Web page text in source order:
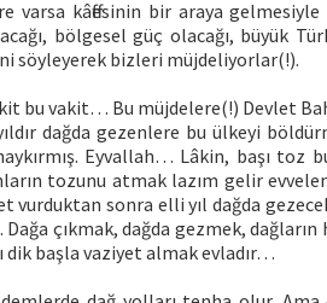
varsa kâffesinin bir araya
bölgesel güç olacağı, büyük
söyleyerek bizleri müjdeliyorlar(!).
bu vakit… Bu müjdelere(!) Devlet
dağda gezenlere bu ülkeyi
Eyvallah… Lâkin, başı toz
tozunu atmak lazım gelir
vurduktan sonra elli yıl dağda
çıkmak, dağda gezmek, dağların
dik başla vaziyet almak evladır…